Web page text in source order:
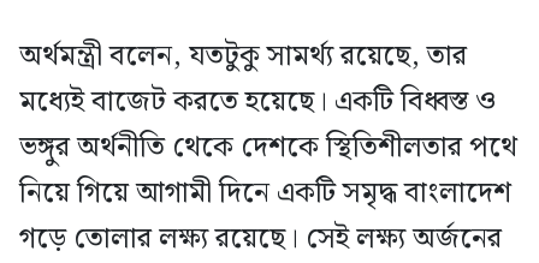
অর্থমন্ত্রী বলেন, যতটুকু সামর্থ্য রয়েছে, তার
মধ্যেই বাজেট করতে হয়েছে। একটি বিধ্বস্ত ও
ভঙ্গুর অর্থনীতি থেকে দেশকে স্থিতিশীলতার পথে
নিয়ে গিয়ে আগামী দিনে একটি সমৃদ্ধ বাংলাদেশ
গড়ে তোলার লক্ষ্য রয়েছে। সেই লক্ষ্য অর্জনের